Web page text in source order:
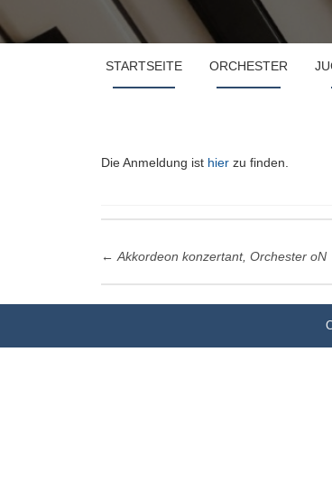
STARTSEITE ORCHESTER
Die Anmeldung ist hier zu finden.
navigation
← Akkordeon konzertant, Orchester oN